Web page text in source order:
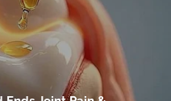
ACEPTAR